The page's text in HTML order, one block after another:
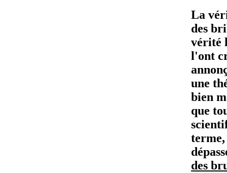
La
des
vérité
l'ont
une
bien
que
terme,
des